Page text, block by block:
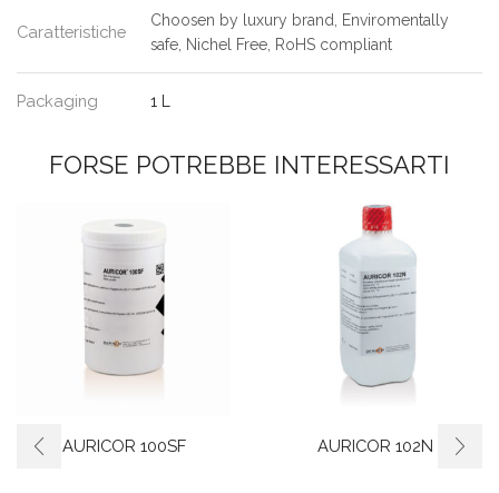
Caratteristiche
Choosen by luxury brand, Enviromentally
safe, Nichel Free, RoHS compliant
Packaging 1 L
FORSE POTREBBE INTERESSARTI
AURICOR 100SF AURICOR 102N